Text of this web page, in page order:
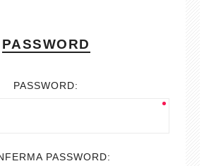
PASSWORD
PASSWORD:
PASSWORD: